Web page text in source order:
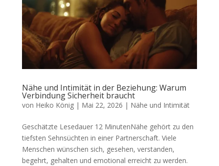
Nähe und Intimität in der Beziehung: Warum
Verbindung Sicherheit braucht
von Heiko König| Mai 22, 2026 | Nähe und Intimität
Geschätzte Lesedauer 12 MinutenNähe gehört zu den
tiefsten Sehnsüchten in einer Partnerschaft. Viele
Menschen wünschen sich, gesehen, verstanden,
begehrt, gehalten und emotional erreicht zu werden.